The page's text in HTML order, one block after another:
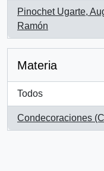
Pinochet Ugarte,
Ramón
, 1 resultados
Materia
Todos
Condecoraciones
, 1 resultados